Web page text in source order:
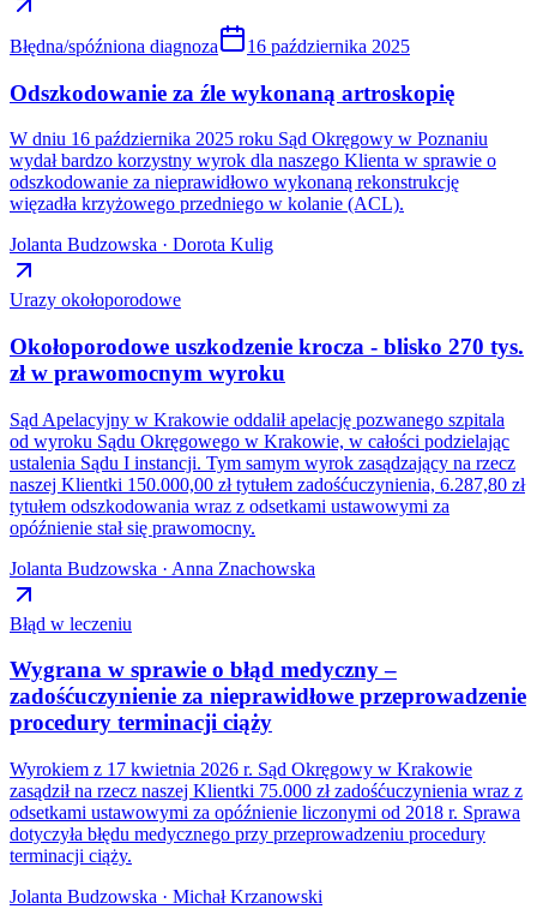
Błędna/spóźniona diagnoza 16 października 2025
Odszkodowanie za źle wykonaną artroskopię
W dniu 16 października 2025 roku Sąd Okręgowy w Poznaniu
wydał bardzo korzystny wyrok dla naszego Klienta w sprawie o
odszkodowanie za nieprawidłowo wykonaną rekonstrukcję
więzadła krzyżowego przedniego w kolanie (ACL).
Jolanta Budzowska · Dorota Kulig
Urazy okołoporodowe
Okołoporodowe uszkodzenie krocza - blisko 270 tys.
zł w prawomocnym wyroku
Sąd Apelacyjny w Krakowie oddalił apelację pozwanego szpitala
od wyroku Sądu Okręgowego w Krakowie, w całości podzielając
ustalenia Sądu I instancji. Tym samym wyrok zasądzający na rzecz
naszej Klientki 150.000,00 zł tytułem zadośćuczynienia, 6.287,80 zł
tytułem odszkodowania wraz z odsetkami ustawowymi za
opóźnienie stał się prawomocny.
Jolanta Budzowska · Anna Znachowska
Błąd w leczeniu
Wygrana w sprawie o błąd medyczny –
zadośćuczynienie za nieprawidłowe przeprowadzenie
procedury terminacji ciąży
Wyrokiem z 17 kwietnia 2026 r. Sąd Okręgowy w Krakowie
zasądził na rzecz naszej Klientki 75.000 zł zadośćuczynienia wraz z
odsetkami ustawowymi za opóźnienie liczonymi od 2018 r. Sprawa
dotyczyła błędu medycznego przy przeprowadzeniu procedury
terminacji ciąży.
Jolanta Budzowska · Michał Krzanowski